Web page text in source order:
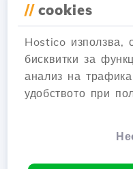
// cookies
Hostico използва,
бисквитки за
анализ на
удобството при